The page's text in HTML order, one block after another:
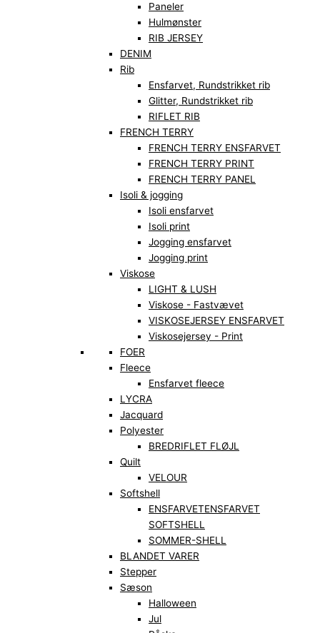
Paneler
Hulmønster
RIB JERSEY
DENIM
Rib
Ensfarvet, Rundstrikket rib
Glitter, Rundstrikket rib
RIFLET RIB
FRENCH TERRY
FRENCH TERRY ENSFARVET
FRENCH TERRY PRINT
FRENCH TERRY PANEL
Isoli & jogging
Isoli ensfarvet
Isoli print
Jogging ensfarvet
Jogging print
Viskose
LIGHT & LUSH
Viskose - Fastvævet
VISKOSEJERSEY ENSFARVET
Viskosejersey - Print
FOER
Fleece
Ensfarvet fleece
LYCRA
Jacquard
Polyester
BREDRIFLET FLØJL
Quilt
VELOUR
Softshell
ENSFARVETENSFARVET
SOFTSHELL
SOMMER-SHELL
BLANDET VARER
Stepper
Sæson
Halloween
Jul